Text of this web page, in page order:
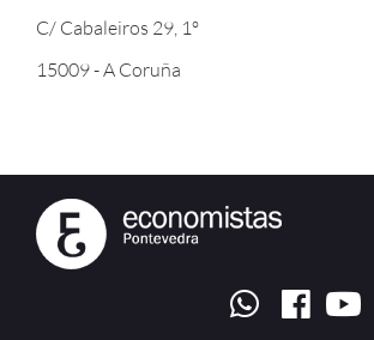
C/ Cabaleiros 29, 1º
15009 - A Coruña